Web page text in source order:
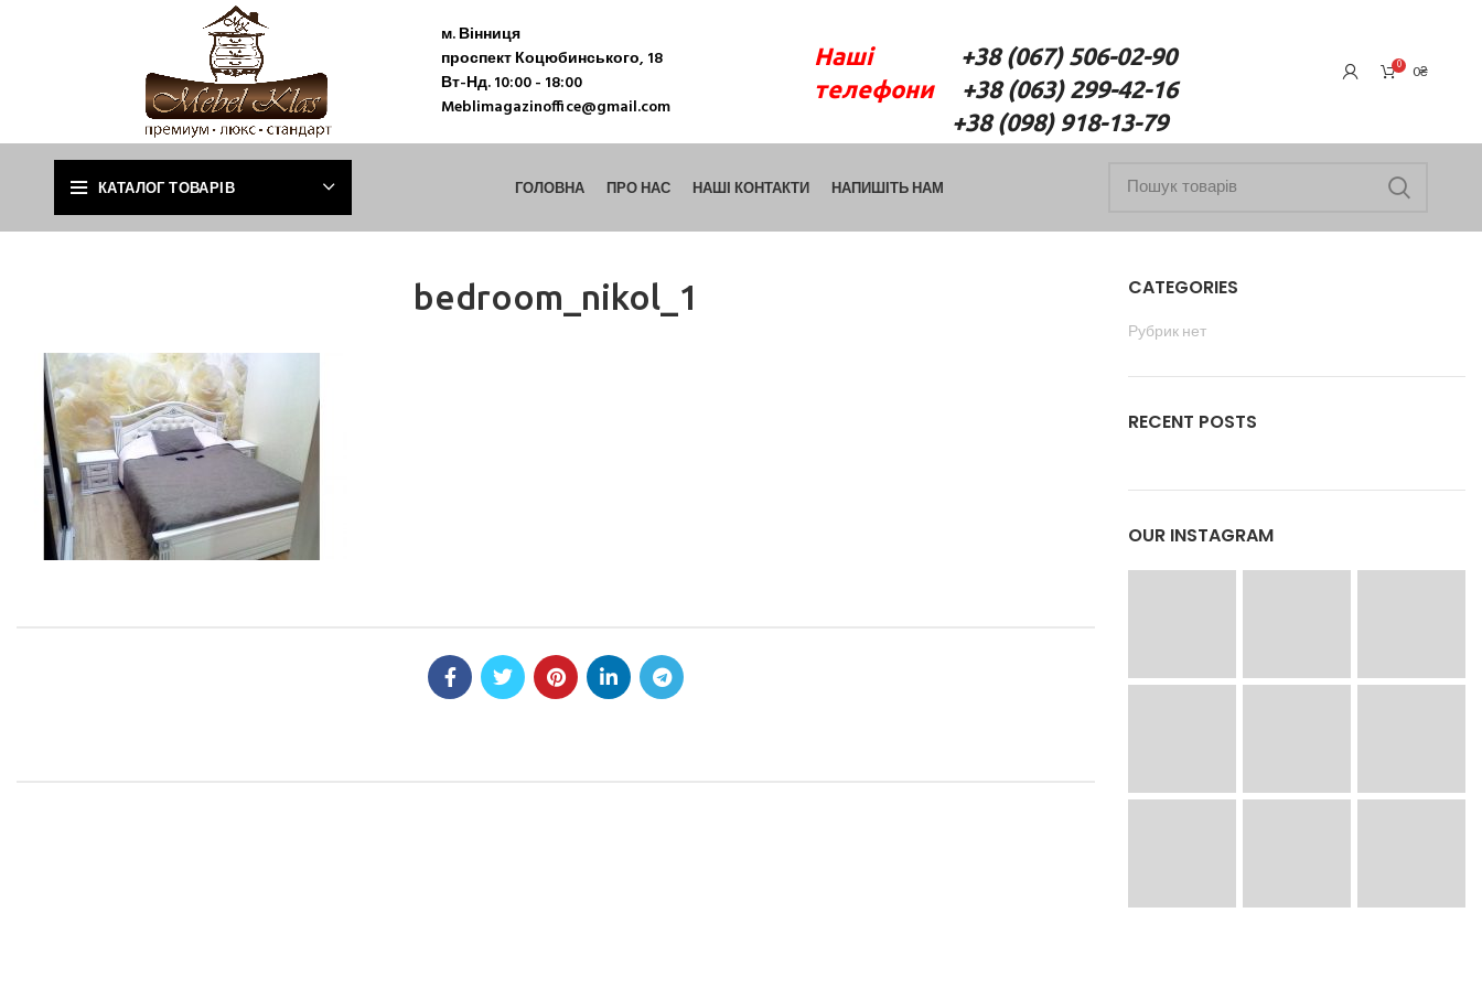
м. Вінниця
проспект Коцюбинського, 18
Вт-Нд. 10:00 - 18:00
Meblimagazinoffice@gmail.com
Наші+38 (067) 506-02-90
телефони+38 (063) 299-42-16
+38 (098) 918-13-79
0 0₴
КАТАЛОГ ТОВАРІВ ГОЛОВНА ПРО НАС НАШІ КОНТАКТИ НАПИШІТЬ НАМ
bedroom_nikol_1
CATEGORIES
Рубрик нет
RECENT POSTS
OUR INSTAGRAM